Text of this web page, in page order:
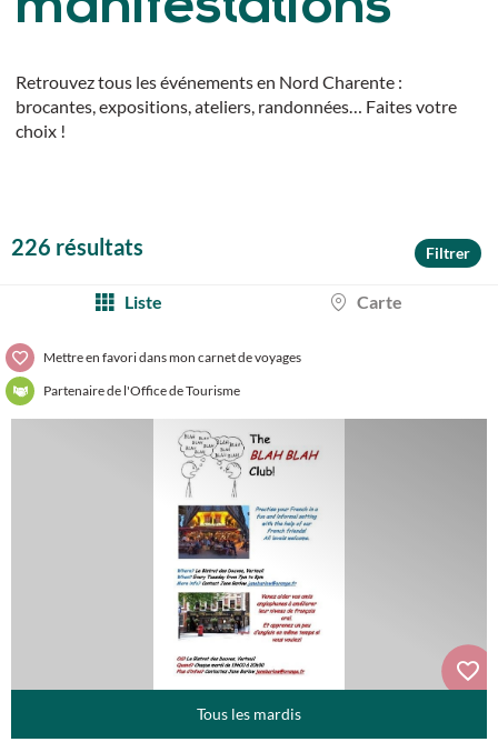
Retrouvez tous les événements en Nord Charente :
brocantes, expositions, ateliers, randonnées… Faites votre
choix !
226 résultats Filtrer
Liste Carte
Mettre en favori dans mon carnet de voyages
Partenaire de l'Office de Tourisme
Tous les mardis